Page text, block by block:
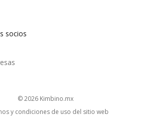
socios
© 2026 kimbino.mx
y condiciones de uso del sitio web